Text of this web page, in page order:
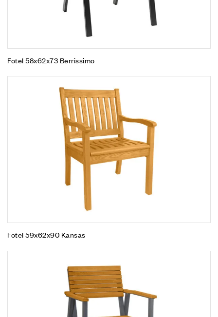
Fotel 58x62x73 Berrissimo
Fotel 59x62x90 Kansas